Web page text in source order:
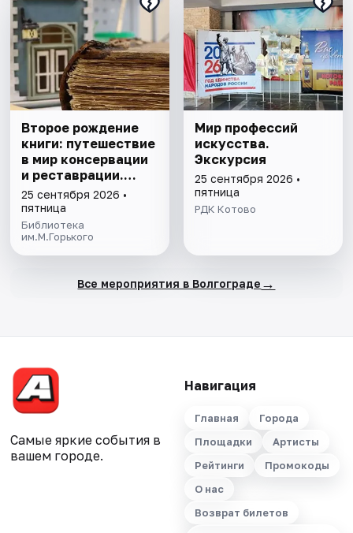
Второе рождение
книги: путешествие
в мир консервации
и реставрации.
Экскурсия
25 сентября 2026 •
пятница
Библиотека
им.М.Горького
Мир профессий
искусства.
Экскурсия
25 сентября 2026 •
пятница
РДК Котово
Все мероприятия в Волгограде →
Самые яркие события в
вашем городе.
Навигация
Главная
Города
Площадки
Артисты
Рейтинги
Промокоды
О нас
Возврат билетов